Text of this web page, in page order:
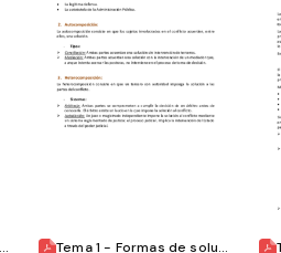
Tema 1 - Formas de soluci